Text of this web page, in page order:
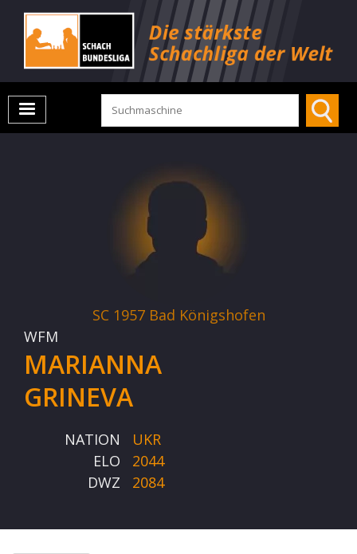
SC 1957 Bad Königshofen
WFM
MARIANNA
GRINEVA
NATION
UKR
ELO
2044
DWZ
2084